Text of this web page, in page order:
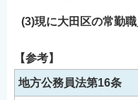
(3)現に大田区の常勤
【参考】
地方公務員法第16条